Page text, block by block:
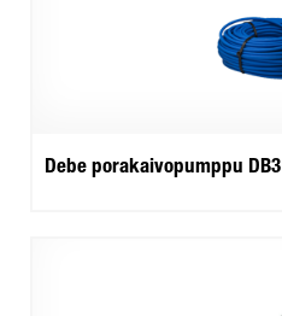
Debe porakaivopumppu DB3